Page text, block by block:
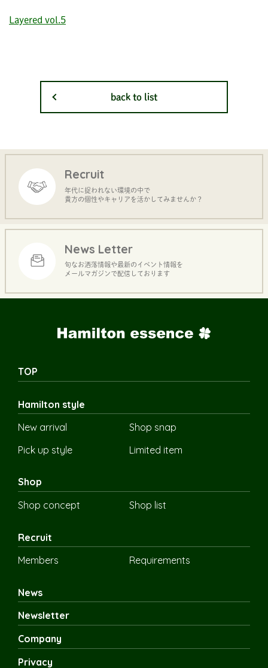
Layered vol.5
back to list
Recruit
年代に捉われない環境の中で
貴方の個性やキャリアを活かしてみませんか？
News Letter
旬なお洒落情報や最新のイベント情報を
メールマガジンで配信しております
TOP
Hamilton style
New arrival
Shop snap
Pick up style
Limited item
Shop
Shop concept
Shop list
Recruit
Members
Requirements
News
Newsletter
Company
Privacy